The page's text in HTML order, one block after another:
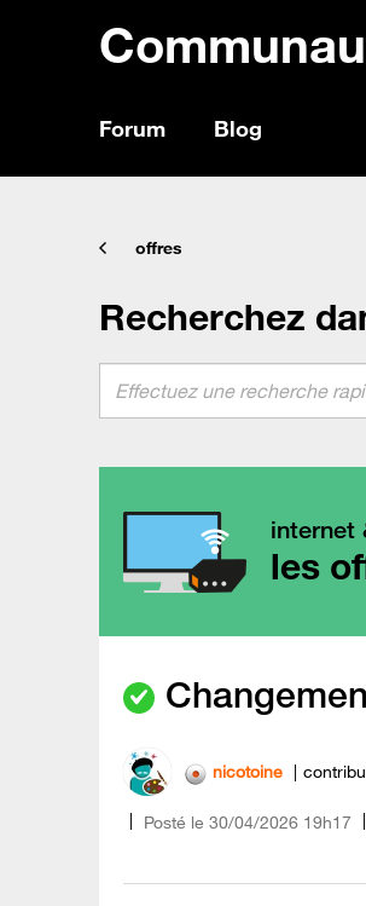
Forum Blog
offres
Recherchez
internet
les
nicotoine
Posté le ‎30/04/2026 19h17